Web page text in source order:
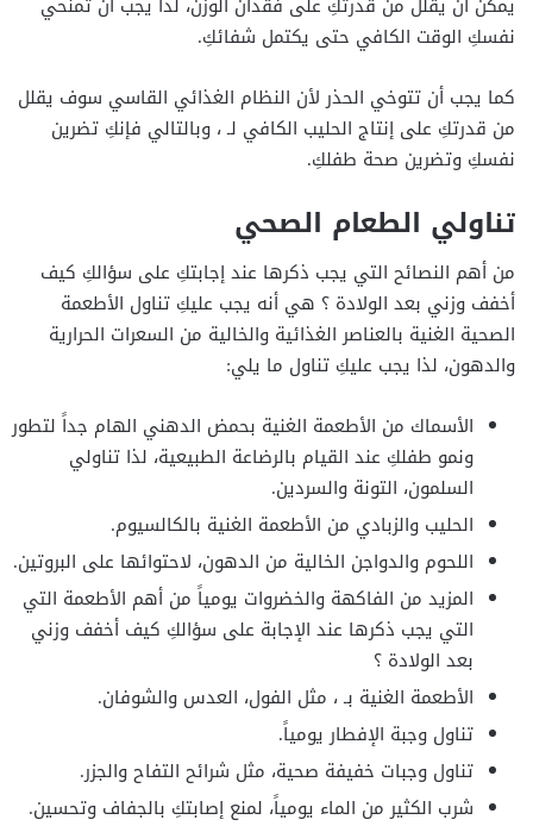
نفسكِ الوقت الكافي حتى يكتمل شفائكِ.
كما يجب أن تتوخي الحذر لأن النظام الغذائي القاسي سوف يقلل
من قدرتكِ على إنتاج الحليب الكافي لـ ، وبالتالي فإنكِ تضرين
نفسكِ وتضرين صحة طفلكِ.
تناولي الطعام الصحي
من أهم النصائح التي يجب ذكرها عند إجابتكِ على سؤالكِ كيف
أخفف وزني بعد الولادة ؟ هي أنه يجب عليكِ تناول الأطعمة
الصحية الغنية بالعناصر الغذائية والخالية من السعرات الحرارية
والدهون، لذا يجب عليكِ تناول ما يلي:
الأسماك من الأطعمة الغنية بحمض الدهني الهام جداً لتطور
ونمو طفلكِ عند القيام بالرضاعة الطبيعية، لذا تناولي
السلمون، التونة والسردين.
الحليب والزبادي من الأطعمة الغنية بالكالسيوم.
اللحوم والدواجن الخالية من الدهون، لاحتوائها على البروتين.
المزيد من الفاكهة والخضروات يومياً من أهم الأطعمة التي
التي يجب ذكرها عند الإجابة على سؤالكِ كيف أخفف وزني
بعد الولادة ؟
الأطعمة الغنية بـ ، مثل الفول، العدس والشوفان.
تناول وجبة الإفطار يومياً.
تناول وجبات خفيفة صحية، مثل شرائح التفاح والجزر.
شرب الكثير من الماء يومياً، لمنع إصابتكِ بالجفاف وتحسين.